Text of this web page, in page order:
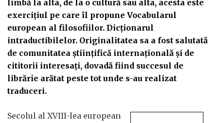
limbă la alta, de la o cultură sau alta, acesta este
exercițiul pe care îl propune Vocabularul
european al filosofiilor. Dicționarul
intraductibilelor. Originalitatea sa a fost salutată
de comunitatea științifică internațională și de
cititorii interesați, dovadă fiind succesul de
librărie arătat peste tot unde s-au realizat
traduceri.
Secolul al XVIII-lea european